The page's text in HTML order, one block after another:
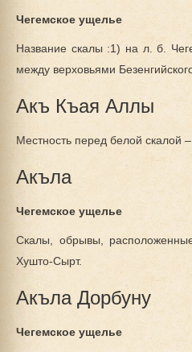
Чегемское ущелье
Название скалы :1) на л. б.
между верховьями
Акъ Къая Аллы
Местность перед белой скалой
Акъла
Чегемское ущелье
Скалы, обрывы,
Хушто-Сырт.
Акъла Дорбуну
Чегемское ущелье